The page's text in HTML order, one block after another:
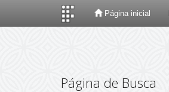
Página inicial
Página de Busca